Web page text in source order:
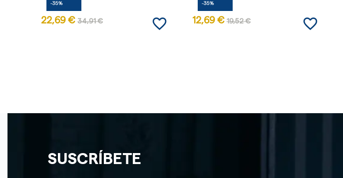
-35%
22,69 € 34,91 € favorite_border
-35%
12,69 € 19,52 € favorite_border
SUSCRÍBETE